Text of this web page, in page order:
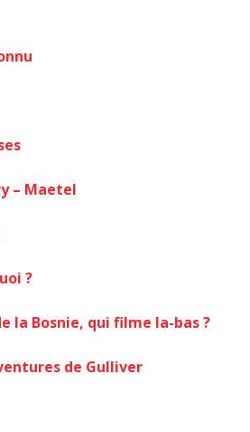
– Maetel
?
la Bosnie, qui filme la-bas ?
de Gulliver